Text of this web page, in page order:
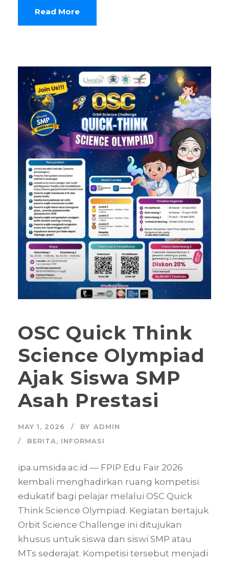
Read More
OSC Quick Think
Science Olympiad
Ajak Siswa SMP
Asah Prestasi
MAY 1, 2026 BY ADMIN
BERITA, INFORMASI
ipa.umsida.ac.id — FPIP Edu Fair 2026
kembali menghadirkan ruang kompetisi
edukatif bagi pelajar melalui OSC Quick
Think Science Olympiad. Kegiatan bertajuk
Orbit Science Challenge ini ditujukan
khusus untuk siswa dan siswi SMP atau
MTs sederajat. Kompetisi tersebut menjadi